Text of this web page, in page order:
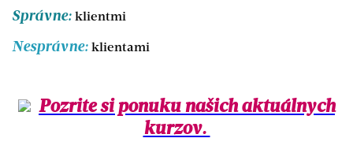
Správne: klientmi
Nesprávne: klientami
Pozrite si ponuku našich aktuálnych
kurzov.